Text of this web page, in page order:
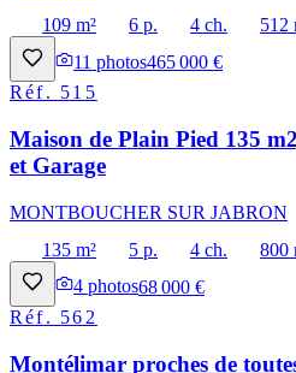
109 m²
6 p. 4 ch.
512
11 photos465 000 €
Réf. 515
Maison de Plain Pied 135
et Garage
MONTBOUCHER SUR JABRON
135 m²
5 p. 4 ch.
800
4 photos68 000 €
Réf. 562
Montélimar proches de